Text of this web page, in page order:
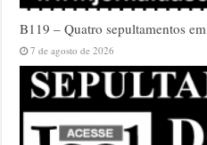
B119 – Quatro sepultamentos
7 de agosto de 2026